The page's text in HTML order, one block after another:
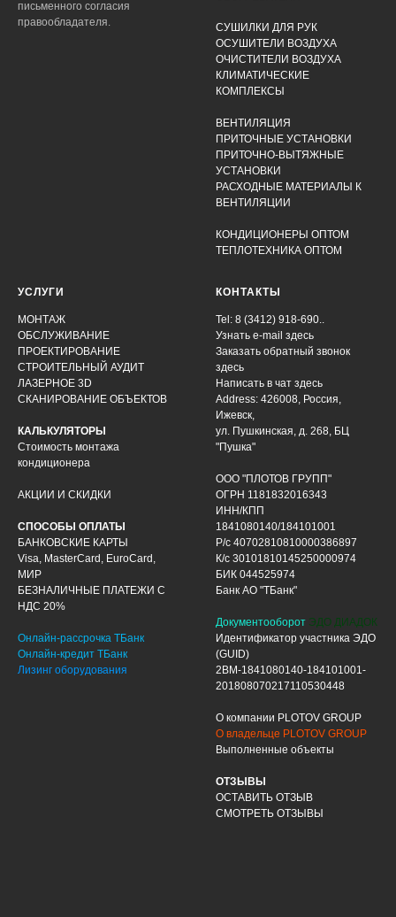
письменного согласия
правообладателя.
СУШИЛКИ ДЛЯ РУК
ОСУШИТЕЛИ ВОЗДУХА
ОЧИСТИТЕЛИ ВОЗДУХА
КЛИМАТИЧЕСКИЕ
КОМПЛЕКСЫ
ВЕНТИЛЯЦИЯ
ПРИТОЧНЫЕ УСТАНОВКИ
ПРИТОЧНО-ВЫТЯЖНЫЕ
УСТАНОВКИ
РАСХОДНЫЕ МАТЕРИАЛЫ К
ВЕНТИЛЯЦИИ
КОНДИЦИОНЕРЫ ОПТОМ
ТЕПЛОТЕХНИКА ОПТОМ
УСЛУГИ
МОНТАЖ
ОБСЛУЖИВАНИЕ
ПРОЕКТИРОВАНИЕ
СТРОИТЕЛЬНЫЙ АУДИТ
ЛАЗЕРНОЕ 3D
СКАНИРОВАНИЕ ОБЪЕКТОВ
КАЛЬКУЛЯТОРЫ
Стоимость монтажа
кондиционера
АКЦИИ И СКИДКИ
СПОСОБЫ ОПЛАТЫ
БАНКОВСКИЕ КАРТЫ
Visa, MasterCard, EuroCard,
МИР
БЕЗНАЛИЧНЫЕ ПЛАТЕЖИ С
НДС 20%
Онлайн-рассрочка ТБанк
Онлайн-кредит ТБанк
Лизинг оборудования
КОНТАКТЫ
Tel: 8 (3412) 918-690..
Узнать e-mail здесь
Заказать обратный звонок
здесь
Написать в чат здесь
Address: 426008, Россия,
Ижевск,
ул. Пушкинская, д. 268, БЦ
"Пушка"
ООО "ПЛОТОВ ГРУПП"
ОГРН 1181832016343
ИНН/КПП
1841080140/184101001
Р/с 40702810810000386897
К/с 30101810145250000974
БИК 044525974
Банк АО "ТБанк"
Документооборот ЭДО ДИАДОК
Идентификатор участника ЭДО
(GUID)
2BM-1841080140-184101001-
201808070217110530448
О компании PLOTOV GROUP
О владельце PLOTOV GROUP
Выполненные объекты
ОТЗЫВЫ
ОСТАВИТЬ ОТЗЫВ
СМОТРЕТЬ ОТЗЫВЫ